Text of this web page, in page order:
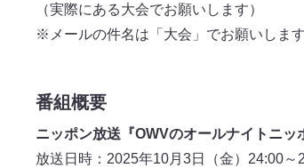
（実際にある大会でお願いします）
※メールの件名は「大会」でお願いします
番組概要
ニッポン放送『OWVのオールナイトニッ
放送日時：2025年10月3日（金）24:00～